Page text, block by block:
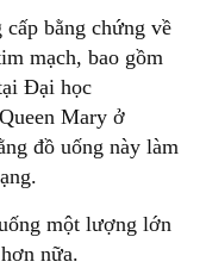
bằng chứng về
mạch, bao gồm
Đại học
Mary ở
đồ uống này làm
một lượng lớn
nữa.